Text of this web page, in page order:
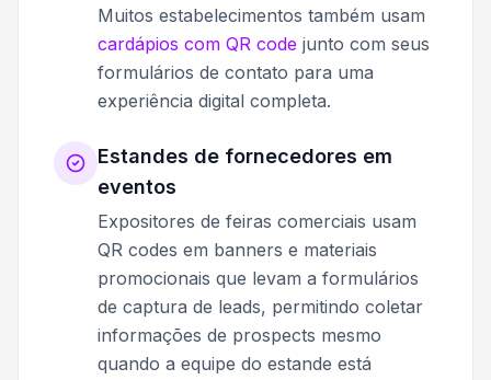
Muitos estabelecimentos também usam
cardápios com QR code junto com seus
formulários de contato para uma
experiência digital completa.
Estandes de fornecedores em
eventos
Expositores de feiras comerciais usam
QR codes em banners e materiais
promocionais que levam a formulários
de captura de leads, permitindo coletar
informações de prospects mesmo
quando a equipe do estande está